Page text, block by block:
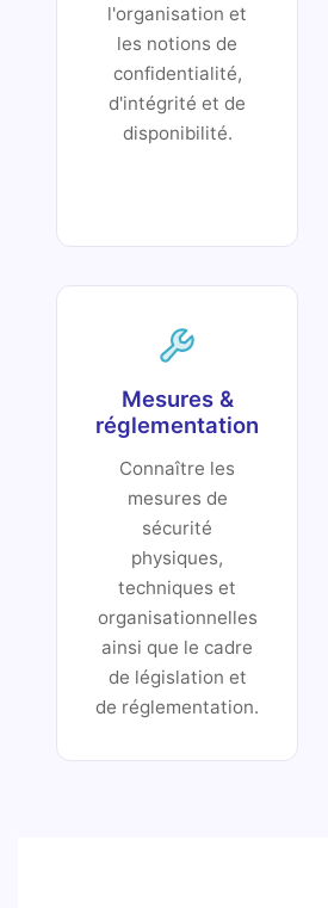
l'organisation et
les notions de
confidentialité,
d'intégrité et de
disponibilité.
Mesures &
réglementation
Connaître les
mesures de
sécurité
physiques,
techniques et
organisationnelles
ainsi que le cadre
de législation et
de réglementation.